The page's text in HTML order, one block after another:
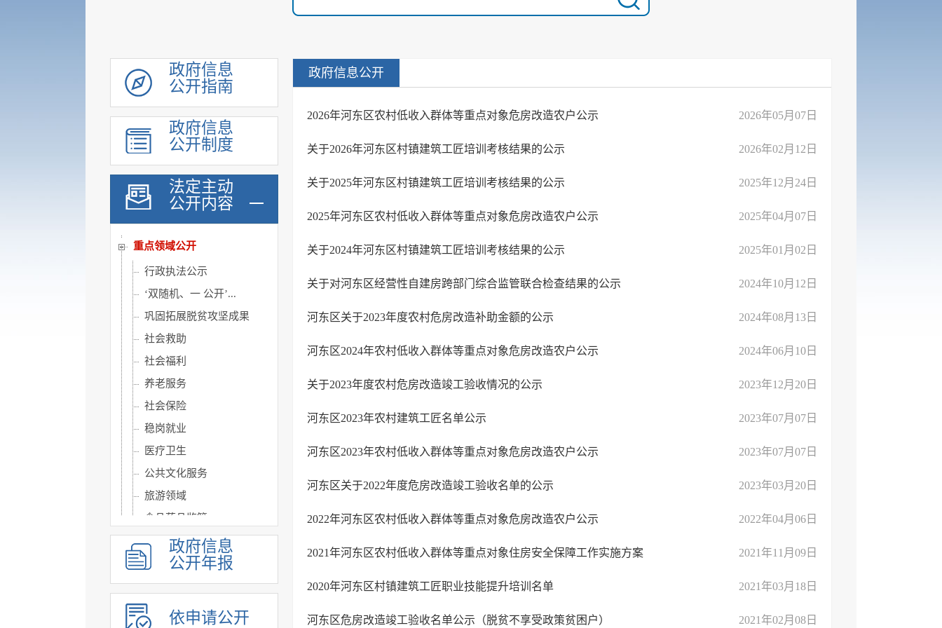
政府信息
公开指南
政府信息
公开制度
法定主动
公开内容
会议公开
政府工作报告
价格与收费
建议提案办理
重大行政决策公开
政府采购
行政权力
重点领域公开
行政执法公示
‘双随机、一 公开’...
巩固拓展脱贫攻坚成果
社会救助
社会福利
养老服务
社会保险
稳岗就业
医疗卫生
公共文化服务
旅游领域
食品药品监管
生态环境
涉农补贴
重大建设项目信息公开
优化营商环境
政府信息
公开年报
依申请公开
政府信息公开
2026年河东区农村低收入群体等重点对象危房改造农户公示 2026年05月07日
关于2026年河东区村镇建筑工匠培训考核结果的公示 2026年02月12日
关于2025年河东区村镇建筑工匠培训考核结果的公示 2025年12月24日
2025年河东区农村低收入群体等重点对象危房改造农户公示 2025年04月07日
关于2024年河东区村镇建筑工匠培训考核结果的公示 2025年01月02日
关于对河东区经营性自建房跨部门综合监管联合检查结果的公示 2024年10月12日
河东区关于2023年度农村危房改造补助金额的公示 2024年08月13日
河东区2024年农村低收入群体等重点对象危房改造农户公示 2024年06月10日
关于2023年度农村危房改造竣工验收情况的公示 2023年12月20日
河东区2023年农村建筑工匠名单公示 2023年07月07日
河东区2023年农村低收入群体等重点对象危房改造农户公示 2023年07月07日
河东区关于2022年度危房改造竣工验收名单的公示 2023年03月20日
2022年河东区农村低收入群体等重点对象危房改造农户公示 2022年04月06日
2021年河东区农村低收入群体等重点对象住房安全保障工作实施方案 2021年11月09日
2020年河东区村镇建筑工匠职业技能提升培训名单 2021年03月18日
河东区危房改造竣工验收名单公示（脱贫不享受政策贫困户） 2021年02月08日